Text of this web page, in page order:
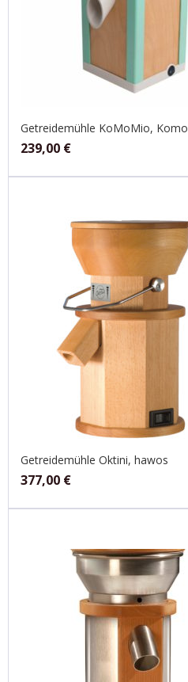
Getreidemühle KoMoMio, Komo
239,00 €
Getreidemühle Oktini, hawos
377,00 €